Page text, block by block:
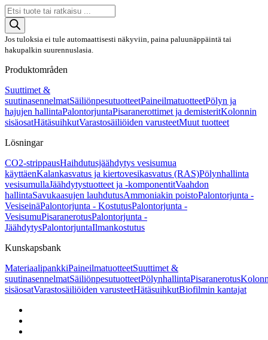
Products
search
Jos tuloksia ei tule automaattisesti näkyviin, paina paluunäppäintä tai
hakupalkin suurennuslasia.
Produktområden
Suuttimet &
suutinasennelmatSäiliönpesutuotteetPaineilmatuotteetPölyn ja
hajujen hallintaPalontorjuntaPisaranerottimet ja demisteritKolonnin
sisäosatHätäsuihkutVarastosäiliöiden varusteetMuut tuotteet
Lösningar
CO2-strippausHaihdutusjäähdytys vesisumua
käyttäenKalankasvatus ja kiertovesikasvatus (RAS)Pölynhallinta
vesisumullaJäähdytystuotteet ja -komponentitVaahdon
hallintaSavukaasujen lauhdutusAmmoniakin poistoPalontorjunta -
VesiseinäPalontorjunta - KostutusPalontorjunta -
VesisumuPisaranerotusPalontorjunta -
JäähdytysPalontorjuntaIlmankostutus
Kunskapsbank
MateriaalipankkiPaineilmatuotteetSuuttimet &
suutinasennelmatSäiliönpesutuotteetPölynhallintaPisaranerotus
sisäosatVarastosäiliöiden varusteetHätäsuihkutBiofilmin kantajat